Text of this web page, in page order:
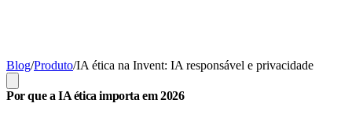
Blog/Produto/IA ética na Invent: IA responsável e privacidade
Por que a IA ética importa em 2026